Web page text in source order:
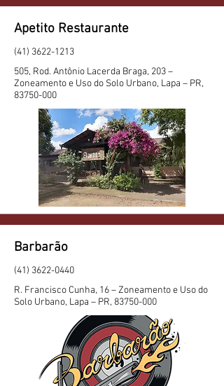
Apetito Restaurante
(41) 3622-1213
505, Rod. Antônio Lacerda Braga, 203 –
Zoneamento e Uso do Solo Urbano, Lapa – PR,
83750-000
Barbarão
(41) 3622-0440
R. Francisco Cunha, 16 – Zoneamento e Uso do
Solo Urbano, Lapa – PR, 83750-000